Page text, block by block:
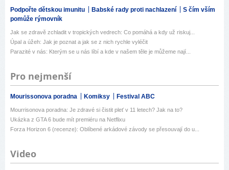
Podpořte dětskou imunitu Babské rady proti nachlazení
S čím vším
pomůže rýmovník
Jak se zdravě zchladit v tropických vedrech: Co pomáhá a kdy už riskuj...
Úpal a úžeh: Jak je poznat a jak se z nich rychle vyléčit
Parazité v nás: Kterým se u nás líbí a kde v našem těle je můžeme nají...
Pro nejmenší
Mourissonova poradna Komiksy Festival ABC
Mourrisonova poradna: Je zdravé si čistit pleť v 11 letech? Jak na to?
Ukázka z GTA 6 bude mít premiéru na Netflixu
Forza Horizon 6 (recenze): Oblíbené arkádové závody se přesouvají do u...
Video